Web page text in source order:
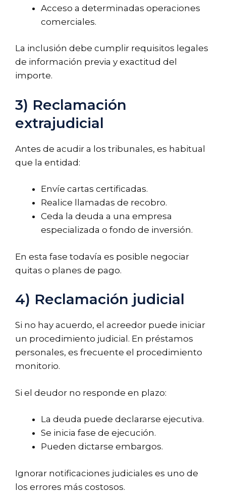
Acceso a determinadas operaciones
comerciales.
La inclusión debe cumplir requisitos legales
de información previa y exactitud del
importe.
3) Reclamación
extrajudicial
Antes de acudir a los tribunales, es habitual
que la entidad:
Envíe cartas certificadas.
Realice llamadas de recobro.
Ceda la deuda a una empresa
especializada o fondo de inversión.
En esta fase todavía es posible negociar
quitas o planes de pago.
4) Reclamación judicial
Si no hay acuerdo, el acreedor puede iniciar
un procedimiento judicial. En préstamos
personales, es frecuente el procedimiento
monitorio.
Si el deudor no responde en plazo:
La deuda puede declararse ejecutiva.
Se inicia fase de ejecución.
Pueden dictarse embargos.
Ignorar notificaciones judiciales es uno de
los errores más costosos.